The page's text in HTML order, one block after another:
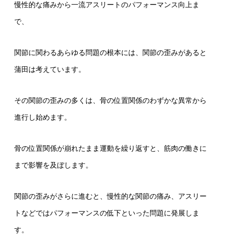
慢性的な痛みから一流アスリートのパフォーマンス向上ま
で、
関節に関わるあらゆる問題の根本には、関節の歪みがあると
蒲田は考えています。
その関節の歪みの多くは、骨の位置関係のわずかな異常から
進行し始めます。
骨の位置関係が崩れたまま運動を繰り返すと、筋肉の働きに
まで影響を及ぼします。
関節の歪みがさらに進むと、慢性的な関節の痛み、アスリー
トなどではパフォーマンスの低下といった問題に発展しま
す。